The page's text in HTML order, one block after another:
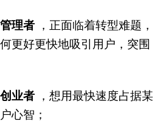
理者
，正面临着转型难题，
更好更快地吸引用户，突围
业者
，想用最快速度占据某
心智；